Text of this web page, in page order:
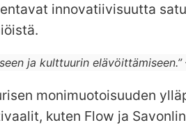
innovatiivisuutta
ja kulttuurin
monimuotoisuuden
kuten Flow ja